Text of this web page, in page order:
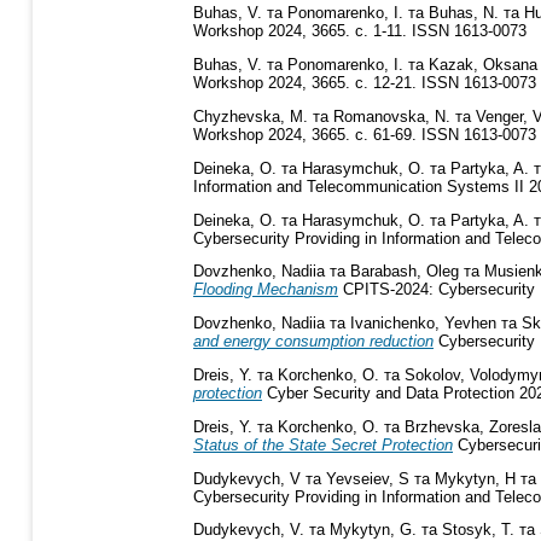
Buhas, V. та Ponomarenko, I. та Buhas, N. та
Workshop 2024, 3665. с. 1-11. ISSN 1613-0073
Buhas, V. та Ponomarenko, I. та Kazak, Oksana
Workshop 2024, 3665. с. 12-21. ISSN 1613-0073
Chyzhevska, M.
та Romanovska, N. та Venger,
Workshop 2024, 3665. с. 61-69. ISSN 1613-0073
Deineka, O. та Harasymchuk, O. та Partyka, A.
Information and Telecommunication Systems II
Deineka, O. та Harasymchuk, O. та Partyka, A.
Cybersecurity Providing in Information and
Dovzhenko, Nadiiaта Barabash, Oleg та
Flooding Mechanism CPITS-2024:
Dovzhenko, Nadiiaта Ivanichenko, Yevhen та
and energy consumption reduction Cybersecurity
Dreis, Y. та Korchenko, O. та Sokolov,
protection Cyber Security and Data Protection
Dreis, Y. та Korchenko, О. та Brzhevska,
Status of the State Secret Protection
Dudykevych, V та Yevseiev, S та Mykytyn, H та
Cybersecurity Providing in Information and
Dudykevych, V. та Mykytyn, G. та Stosyk, T. та